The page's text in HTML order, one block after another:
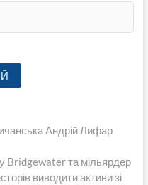
Андрій Лифар
Bridgewater та мільярдер
виводити активи зі